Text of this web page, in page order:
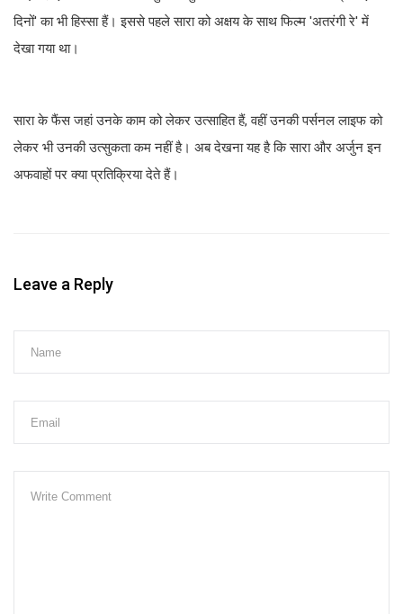
दिनों' का भी हिस्सा हैं। इससे पहले सारा को अक्षय के साथ फिल्म 'अतरंगी रे' में
देखा गया था।
सारा के फैंस जहां उनके काम को लेकर उत्साहित हैं, वहीं उनकी पर्सनल लाइफ को
लेकर भी उनकी उत्सुकता कम नहीं है। अब देखना यह है कि सारा और अर्जुन इन
अफवाहों पर क्या प्रतिक्रिया देते हैं।
Leave a Reply